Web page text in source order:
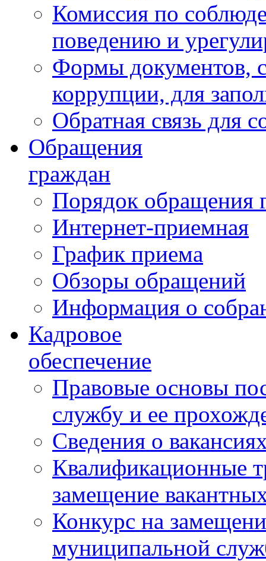
Комиссия по
поведению и
Формы документов,
коррупции, для
Обратная связь для
Обращения
граждан
Порядок обращения
Интернет-приемная
График приема
Обзоры обращений
Информация о
Кадровое
обеспечение
Правовые основы
службу и ее
Сведения о
Квалификационные
замещение
Конкурс на
муниципальной